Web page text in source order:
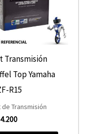
Transmisión
Top Yamaha
R15
de Transmisión